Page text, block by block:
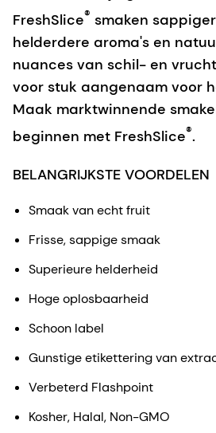
we verheugd om de nieuwste
FreshSlice®-collectie te
FreshSlice® Grapefruit is een
dat versheid, sappigheid en
Grapefruitsmaak biedt tegen
®
helderdere aroma's en
nuances van schil- en
Maak marktwinnende
beginnen met FreshSlice